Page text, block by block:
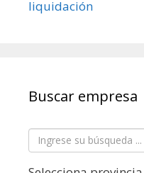
Buscar empresa